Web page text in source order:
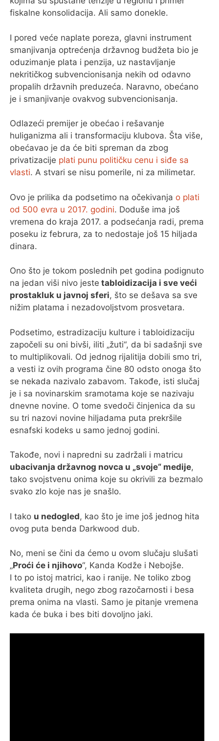
fiskalne konsolidacija. Ali samo donekle.
I pored veće naplate poreza, glavni instrument
smanjivanja optrećenja državnog budžeta bio je
oduzimanje plata i penzija, uz nastavljanje
nekritičkog subvencionisanja nekih od odavno
propalih državnih preduzeća. Naravno, obećano
je i smanjivanje ovakvog subvencionisanja.
Odlazeći premijer je obećao i rešavanje
huliganizma ali i transformaciju klubova. Šta više,
obećavao je da će biti spreman da zbog
privatizacije plati punu političku cenu i siđe sa
vlasti. A stvari se nisu pomerile, ni za milimetar.
Ovo je prilika da podsetimo na očekivanja o plati
od 500 evra u 2017. godini. Doduše ima još
vremena do kraja 2017. a podsećanja radi, prema
poseku iz februra, za to nedostaje još 15 hiljada
dinara.
Ono što je tokom poslednih pet godina podignuto
na jedan viši nivo jeste tabloidizacija i sve veći
prostakluk u javnoj sferi, što se dešava sa sve
nižim platama i nezadovoljstvom prosvetara.
Podsetimo, estradizaciju kulture i tabloidizaciju
započeli su oni bivši, iliti „žuti“, da bi sadašnji sve
to multiplikovali. Od jednog rijalitija dobili smo tri,
a vesti iz ovih programa čine 80 odsto onoga što
se nekada nazivalo zabavom. Takođe, isti slučaj
je i sa novinarskim sramotama koje se nazivaju
dnevne novine. O tome svedoči činjenica da su
su tri nazovi novine hiljadama puta prekršile
esnafski kodeks u samo jednoj godini.
Takođe, novi i napredni su zadržali i matricu
ubacivanja državnog novca u „svoje“ medije,
tako svojstvenu onima koje su okrivili za bezmalo
svako zlo koje nas je snašlo.
I tako u nedogled, kao što je ime još jednog hita
ovog puta benda Darkwood dub.
No, meni se čini da ćemo u ovom slučaju slušati
„Proći će i njihovo“, Kanda Kodže i Nebojše.
I to po istoj matrici, kao i ranije. Ne toliko zbog
kvaliteta drugih, nego zbog razočarnosti i besa
prema onima na vlasti. Samo je pitanje vremena
kada će buka i bes biti dovoljno jaki.